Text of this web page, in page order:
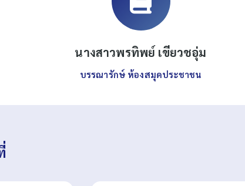
นางสาวพรทิพย์ เขียวชอุ่ม
บรรณารักษ์ ห้องสมุดประชาชน